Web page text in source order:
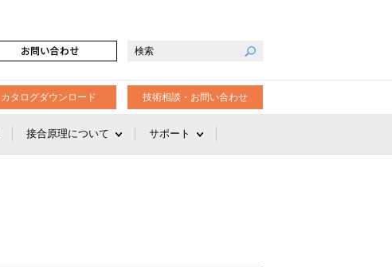
カタログダウンロード 技術相談・お問い合わせ
接合原理について サポート